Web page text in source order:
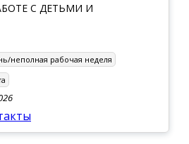
С ДЕТЬМИ И
неполная рабочая неделя